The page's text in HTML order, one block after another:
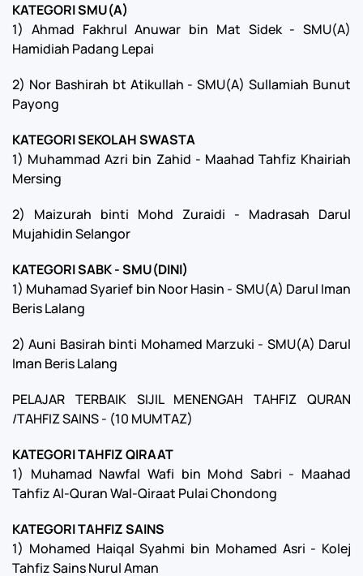
KATEGORI SMU(A)
1) Ahmad Fakhrul Anuwar bin Mat Sidek - SMU(A)
Hamidiah Padang Lepai
2) Nor Bashirah bt Atikullah - SMU(A) Sullamiah Bunut
Payong
KATEGORI SEKOLAH SWASTA
1) Muhammad Azri bin Zahid - Maahad Tahfiz Khairiah
Mersing
2) Maizurah binti Mohd Zuraidi - Madrasah Darul
Mujahidin Selangor
KATEGORI SABK - SMU(DINI)
1) Muhamad Syarief bin Noor Hasin - SMU(A) Darul Iman
Beris Lalang
2) Auni Basirah binti Mohamed Marzuki - SMU(A) Darul
Iman Beris Lalang
PELAJAR TERBAIK SIJIL MENENGAH TAHFIZ QURAN
/TAHFIZ SAINS - (10 MUMTAZ)
KATEGORI TAHFIZ QIRAAT
1) Muhamad Nawfal Wafi bin Mohd Sabri - Maahad
Tahfiz Al-Quran Wal-Qiraat Pulai Chondong
KATEGORI TAHFIZ SAINS
1) Mohamed Haiqal Syahmi bin Mohamed Asri - Kolej
Tahfiz Sains Nurul Aman